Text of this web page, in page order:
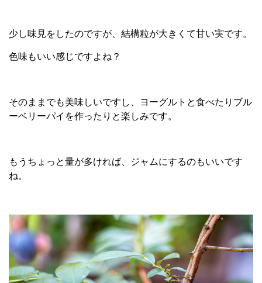
少し味見をしたのですが、結構粒が大きくて甘い実です。
色味もいい感じですよね？
そのままでも美味しいですし、ヨーグルトと食べたりブル
ーベリーパイを作ったりと楽しみです。
もうちょっと量が多ければ、ジャムにするのもいいです
ね。